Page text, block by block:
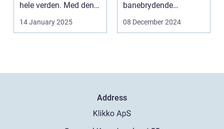
hele verden. Med den
teknolog...
14 January 2025
banebrydende
innovation inden for
08 December 2024
Address